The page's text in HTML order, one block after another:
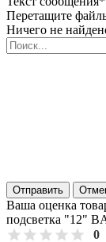
Перетащите
Ничего не
Отправить
Ваша оценка
подсветка "12"
0